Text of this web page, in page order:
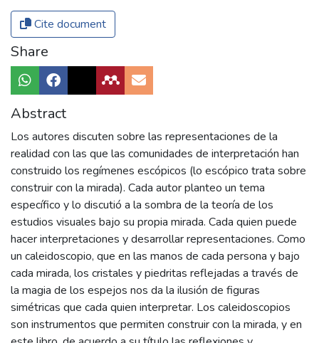
Cite document
Share
Abstract
Los autores discuten sobre las representaciones de la
realidad con las que las comunidades de interpretación han
construido los regímenes escópicos (lo escópico trata sobre
construir con la mirada). Cada autor planteo un tema
específico y lo discutió a la sombra de la teoría de los
estudios visuales bajo su propia mirada. Cada quien puede
hacer interpretaciones y desarrollar representaciones. Como
un caleidoscopio, que en las manos de cada persona y bajo
cada mirada, los cristales y piedritas reflejadas a través de
la magia de los espejos nos da la ilusión de figuras
simétricas que cada quien interpretar. Los caleidoscopios
son instrumentos que permiten construir con la mirada, y en